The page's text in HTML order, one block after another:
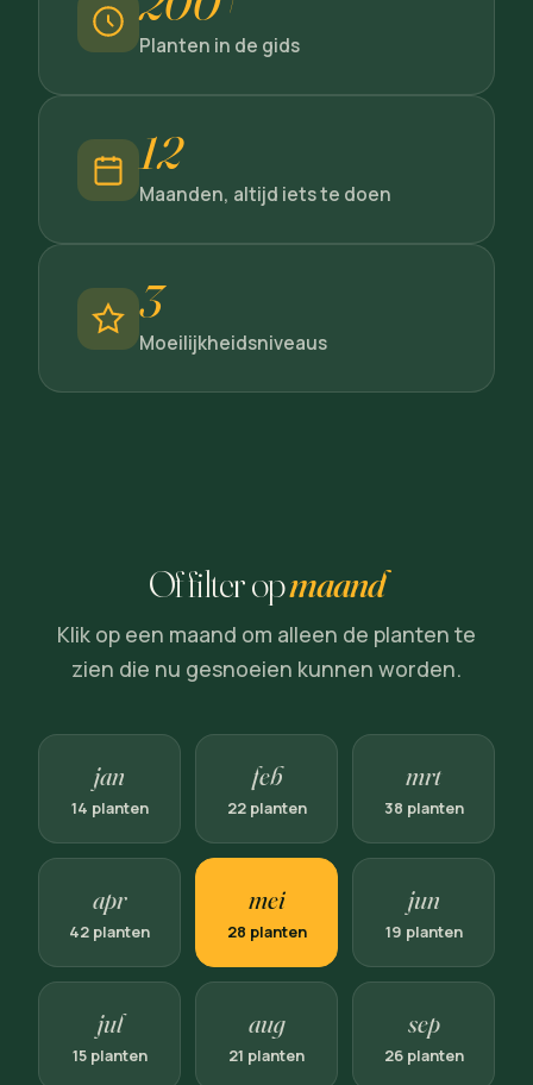
Planten in de gids
12
Maanden, altijd iets te doen
3
Moeilijkheidsniveaus
Of filter opmaand
Klik op een maand om alleen de planten te
zien die nu gesnoeien kunnen worden.
jan
14 planten
feb
22 planten
mrt
38 planten
apr
42 planten
mei
28 planten
jun
19 planten
jul
15 planten
aug
21 planten
sep
26 planten